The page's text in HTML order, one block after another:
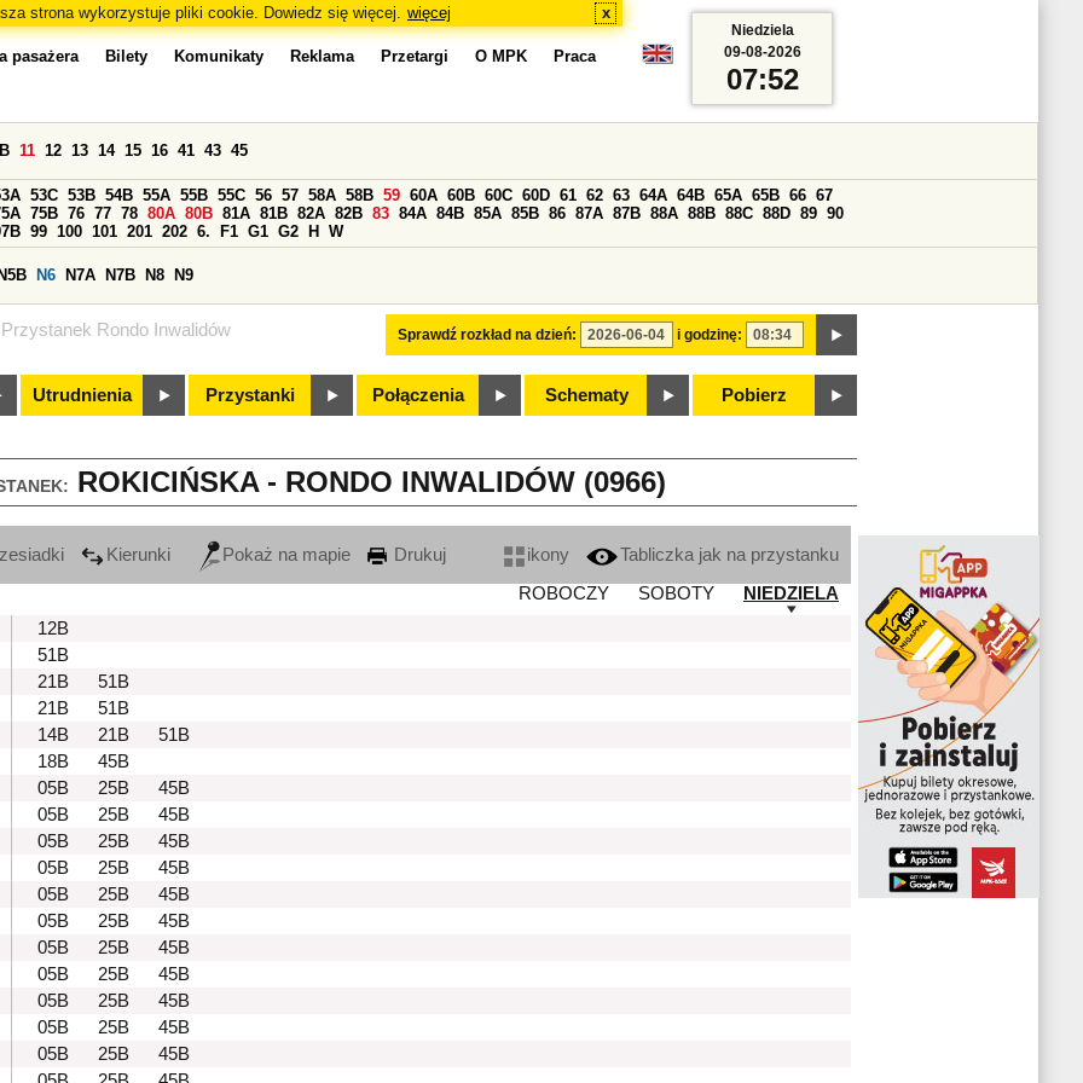
strona wykorzystuje pliki cookie. Dowiedz się więcej. więcej x
Przystanek Rondo Inwalidów
pasażera Bilety Komunikaty Reklama Przetargi O MPK Praca
Sprawdź rozkład na dzień: i godzinę:
11 12 13 14 15 16 41 43 45
53C 53B 54B 55A 55B 55C 56 57 58A 58B 59 60A 60B 60C 60D 61 62 63 64A 64B 65A 65B 66 67
75B 76 77 78 80A 80B 81A 81B 82A 82B 83 84A 84B 85A 85B 86 87A 87B 88A 88B 88C 88D 89 90
99 100 101 201 202 6. F1 G1 G2 H W
N6 N7A N7B N8 N9
Utrudnienia Przystanki Połączenia Schematy Pobierz
Niedziela
09-08-2026
07:52
ROKICIŃSKA - RONDO INWALIDÓW (0966)
Kierunki Pokaż na mapie Drukuj ikony
Tabliczka jak na przystanku
ROBOCZY
SOBOTY
NIEDZIELA
12B
51B
21B
51B
21B
51B
14B
21B
51B
18B
45B
05B
25B
45B
05B
25B
45B
05B
25B
45B
05B
25B
45B
05B
25B
45B
05B
25B
45B
05B
25B
45B
05B
25B
45B
05B
25B
45B
05B
25B
45B
05B
25B
45B